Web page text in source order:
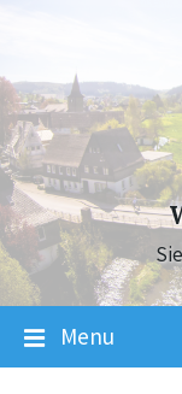
navigation
Menu